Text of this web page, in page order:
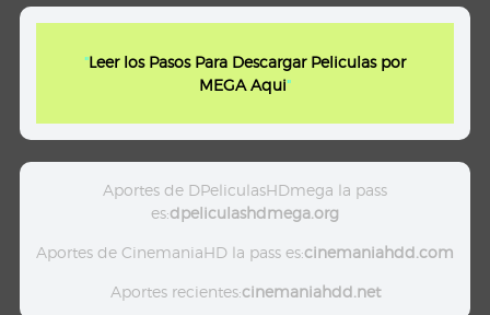
"Leer los Pasos Para Descargar Peliculas por
MEGA Aqui"
Aportes de DPeliculasHDmega la pass
es:dpeliculashdmega.org
Aportes de CinemaniaHD la pass es:cinemaniahdd.com
Aportes recientes:cinemaniahdd.net